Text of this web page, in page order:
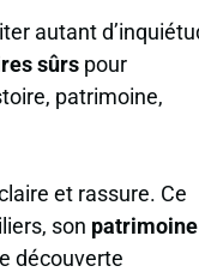
autant
sûrs pour
patrimoine,
et rassure. Ce
son patrimoine
découverte